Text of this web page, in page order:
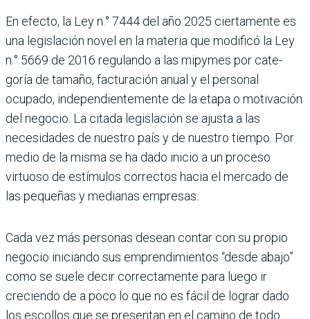
En efecto, la Ley n.° 7444 del año 2025 ciertamente es
una legislación novel en la materia que modificó la Ley
n.° 5669 de 2016 regulando a las mipymes por cate­
goría de tamaño, facturación anual y el personal
ocupado, independientemente de la etapa o motivación
del negocio. La citada legislación se ajusta a las
necesida­des de nuestro país y de nuestro tiempo. Por
medio de la misma se ha dado inicio a un proceso
virtuoso de estímulos correc­tos hacia el mercado de
las pequeñas y medianas empresas.
Cada vez más personas desean contar con su propio
negocio iniciando sus emprendi­mientos “desde abajo”
como se suele decir correctamente para luego ir
creciendo de a poco lo que no es fácil de lograr dado
los escollos que se presentan en el camino de todo